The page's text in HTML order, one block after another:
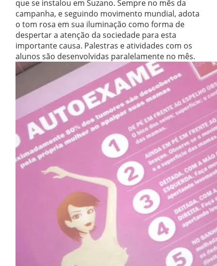
que se instalou em Suzano. Sempre no mês da
campanha, e seguindo movimento mundial, adota
o tom rosa em sua iluminação como forma de
despertar a atenção da sociedade para esta
importante causa. Palestras e atividades com os
alunos são desenvolvidas paralelamente no mês.